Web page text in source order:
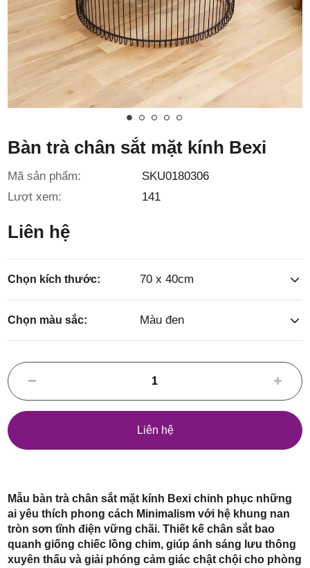
3/6D, ấp
Tiền Lân,
xã Bà
Điểm,
huyện
Hóc Môn,
Bàn trà chân sắt mặt kính Bexi
Mã sản phẩm:
SKU0180306
Lượt xem:
141
Liên hệ
Chọn kích thước: 70 x 40cm
Chọn màu sắc: Màu đen
Liên hệ
Mẫu bàn trà chân sắt mặt kính Bexi chinh phục những
ai yêu thích phong cách Minimalism với hệ khung nan
tròn sơn tĩnh điện vững chãi. Thiết kế chân sắt bao
quanh giống chiếc lồng chim, giúp ánh sáng lưu thông
xuyên thấu và giải phóng cảm giác chật chội cho phòng